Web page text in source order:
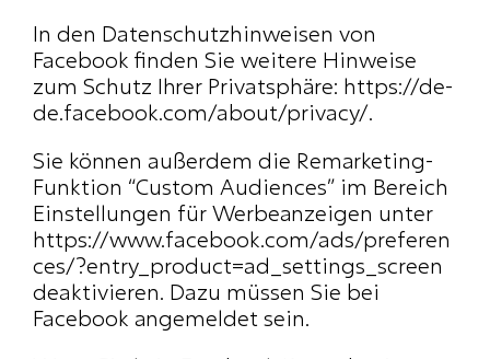
In den Datenschutzhinweisen von
Facebook finden Sie weitere Hinweise
zum Schutz Ihrer Privatsphäre: https://de-
de.facebook.com/about/privacy/.
Sie können außerdem die Remarketing-
Funktion “Custom Audiences” im Bereich
https://www.facebook.com/ads/preferen
ces/?entry_product=ad_settings_screen
deaktivieren. Dazu müssen Sie bei
Facebook angemeldet sein.